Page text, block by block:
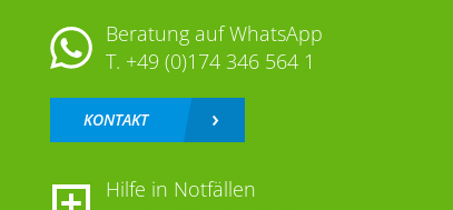
Beratung auf WhatsApp
T. +49 (0)174 346 564 1
KONTAKT
Hilfe in Notfällen